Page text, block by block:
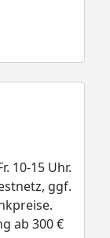
10-15 Uhr.
ggf.
ab 300 €